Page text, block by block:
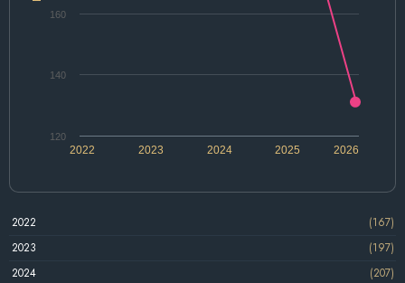
2025
2022 2023 2024 2026
120
140
160
2022
(167)
2023
(197)
2024
(207)